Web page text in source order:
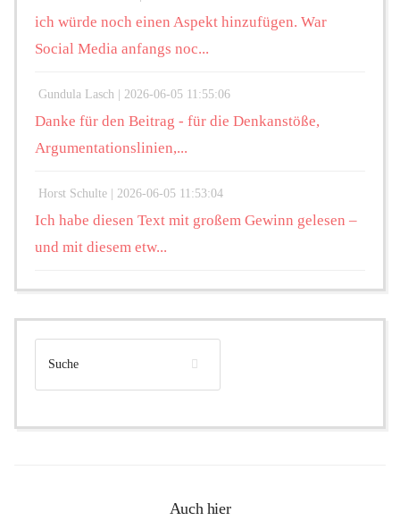
ich würde noch einen Aspekt hinzufügen. War
Social Media anfangs noc...
Gundula Lasch | 2026-06-05 11:55:06
Danke für den Beitrag - für die Denkanstöße,
Argumentationslinien,...
Horst Schulte | 2026-06-05 11:53:04
Ich habe diesen Text mit großem Gewinn gelesen –
und mit diesem etw...
Auch hier